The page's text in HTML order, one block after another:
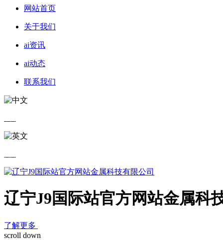
网站首页
关于我们
ai资讯
ai动态
联系我们
辽宁J9国际站官方网站金属科
了解更多
scroll down